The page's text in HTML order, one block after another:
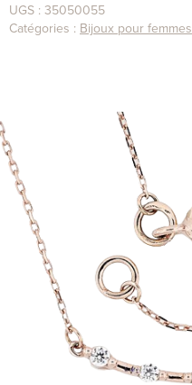
UGS : 35050055
Catégories : Bijoux pour femmes